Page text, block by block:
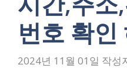
번호 확인
2024년 11월 01일 작성